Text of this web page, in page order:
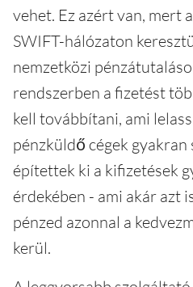
vehet. Ez azért van, mert
SWIFT-hálózaton
nemzetközi
rendszerben a fizetést
kell továbbítani, ami
pénzküldő cégek
építettek ki a kifizetések
érdekében - ami akár azt
pénzed azonnal a
kerül.